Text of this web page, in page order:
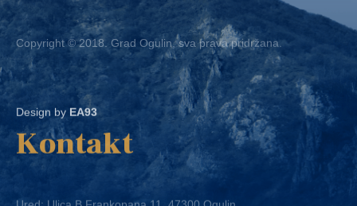
Copyright © 2018. Grad Ogulin, sva prava pridržana.
Design byEA93
Kontakt
Ured: Ulica B.Frankopana 11, 47300 Ogulin